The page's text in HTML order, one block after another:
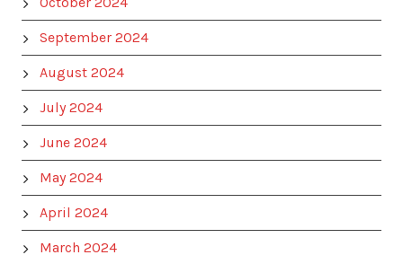
September 2024
August 2024
July 2024
June 2024
May 2024
April 2024
March 2024